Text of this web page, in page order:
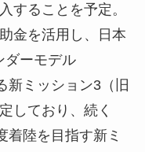
することを予定。
金を活用し、日本
ダーモデル
新ミッション3（旧
しており、続く
着陸を目指す新ミ